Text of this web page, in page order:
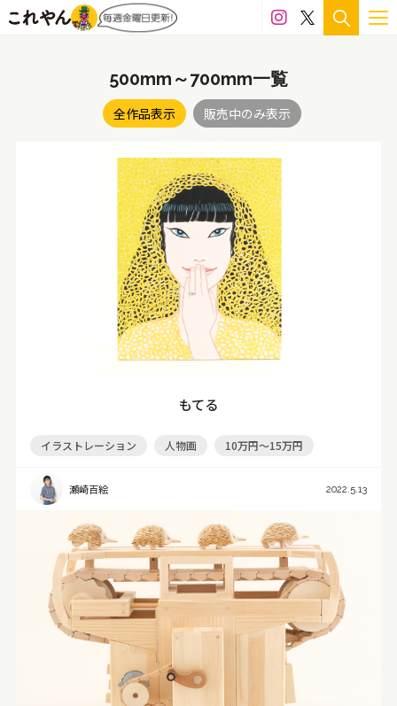
500mm～700mm一覧
全作品表示 販売中のみ表示
もてる
イラストレーション 人物画 10万円～15万円
瀬崎百絵 2022.5.13